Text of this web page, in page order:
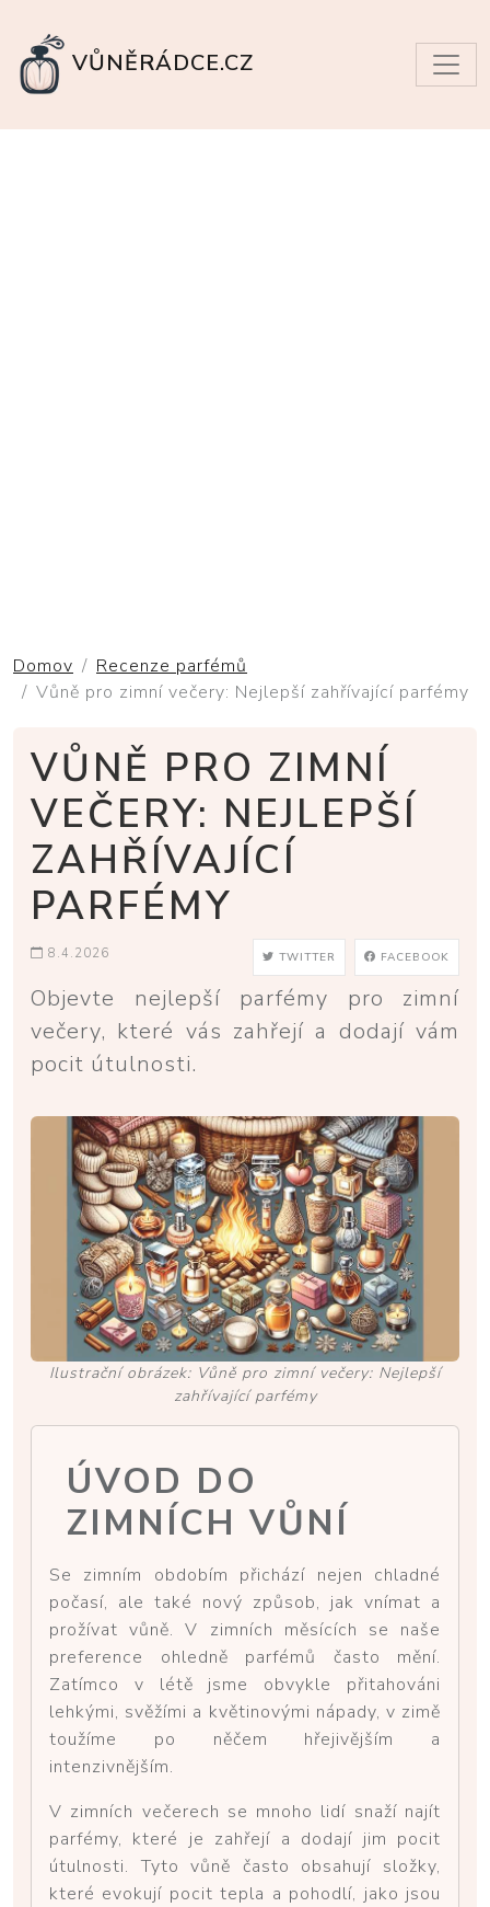
VŮNĚRÁDCE.CZ
Domov
Recenze parfémů
Vůně pro zimní večery: Nejlepší zahřívající parfémy
VŮNĚ PRO ZIMNÍ
VEČERY: NEJLEPŠÍ
ZAHŘÍVAJÍCÍ
PARFÉMY
8.4.2026 TWITTER FACEBOOK
Objevte nejlepší parfémy pro zimní
večery, které vás zahřejí a dodají vám
pocit útulnosti.
Ilustrační obrázek: Vůně pro zimní večery: Nejlepší
zahřívající parfémy
ÚVOD DO
ZIMNÍCH VŮNÍ
Se zimním obdobím přichází nejen chladné
počasí, ale také nový způsob, jak vnímat a
prožívat vůně. V zimních měsících se naše
preference ohledně parfémů často mění.
Zatímco v létě jsme obvykle přitahováni
lehkými, svěžími a květinovými nápady, v zimě
toužíme po něčem hřejivějším a
intenzivnějším.
V zimních večerech se mnoho lidí snaží najít
parfémy, které je zahřejí a dodají jim pocit
útulnosti. Tyto vůně často obsahují složky,
které evokují pocit tepla a pohodlí, jako jsou